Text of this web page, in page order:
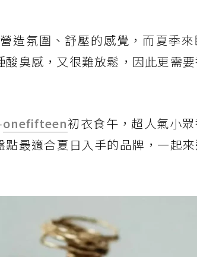
造氛圍、舒壓的感覺，而夏季
臭感，又很難放鬆，因此更需
onefifteen初衣食午，超人氣小
最適合夏日入手的品牌，一起